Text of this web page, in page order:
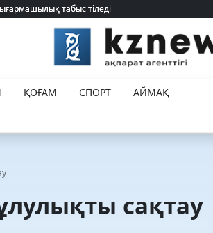
(ТІЗІМ)
ҚОҒАМ СПОРТ
АЙМАҚ
сақтау